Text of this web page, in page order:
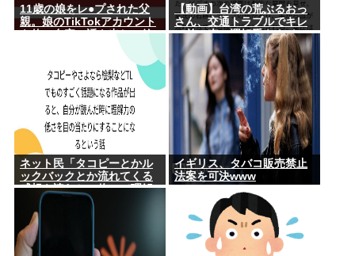
11歳の娘をレ●プされた父
親。娘のTikTokアカウント
を使い自宅に誘き出し、銃
【動画】台湾の荒ぶるおっ
さん、交通トラブルでキレ
て前の車の運転手をナイフ
で斬りつけるも壮絶な返り
討ちにあう
ネット民「タコピーとかル
ックバックとか流れてくる
感想を読むと、俺って理解
力低すぎ！？ って超凹む。
つらい」
イギリス、タバコ販売禁止
法案を可決www